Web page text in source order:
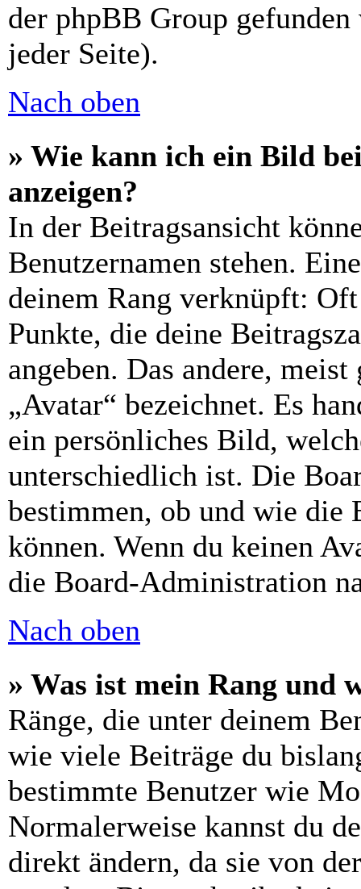
der phpBB Group
jeder Seite).
Nach oben
» Wie kann ich ein Bild
anzeigen?
In der Beitragsansicht
Benutzernamen stehen.
deinem Rang verknüpft:
Punkte, die deine
angeben. Das andere,
„Avatar“ bezeichnet. Es
ein persönliches Bild,
unterschiedlich ist. Die
bestimmen, ob und wie die
können. Wenn du keinen
die Board-Administration
Nach oben
» Was ist mein Rang und
Ränge, die unter deinem
wie viele Beiträge du
bestimmte Benutzer wie
Normalerweise kannst du
direkt ändern, da sie von